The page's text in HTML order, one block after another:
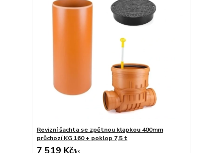
Revizní šachta se zpětnou klapkou 400mm
průchozí KG 160 + poklop 7,5 t
7 519 Kč